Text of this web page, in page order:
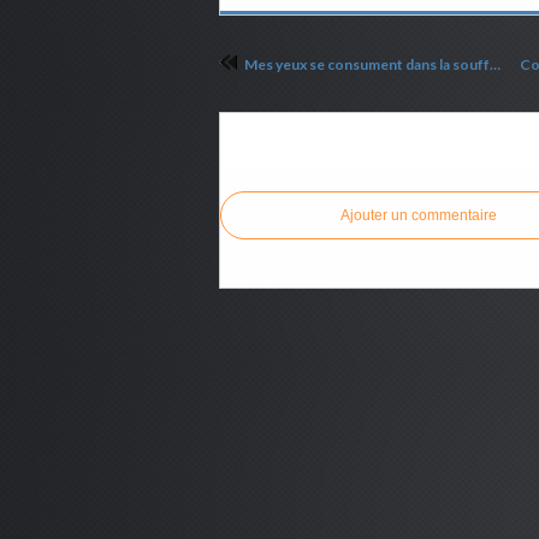
Mes yeux se consument dans la souffrance
Ajouter un commentaire